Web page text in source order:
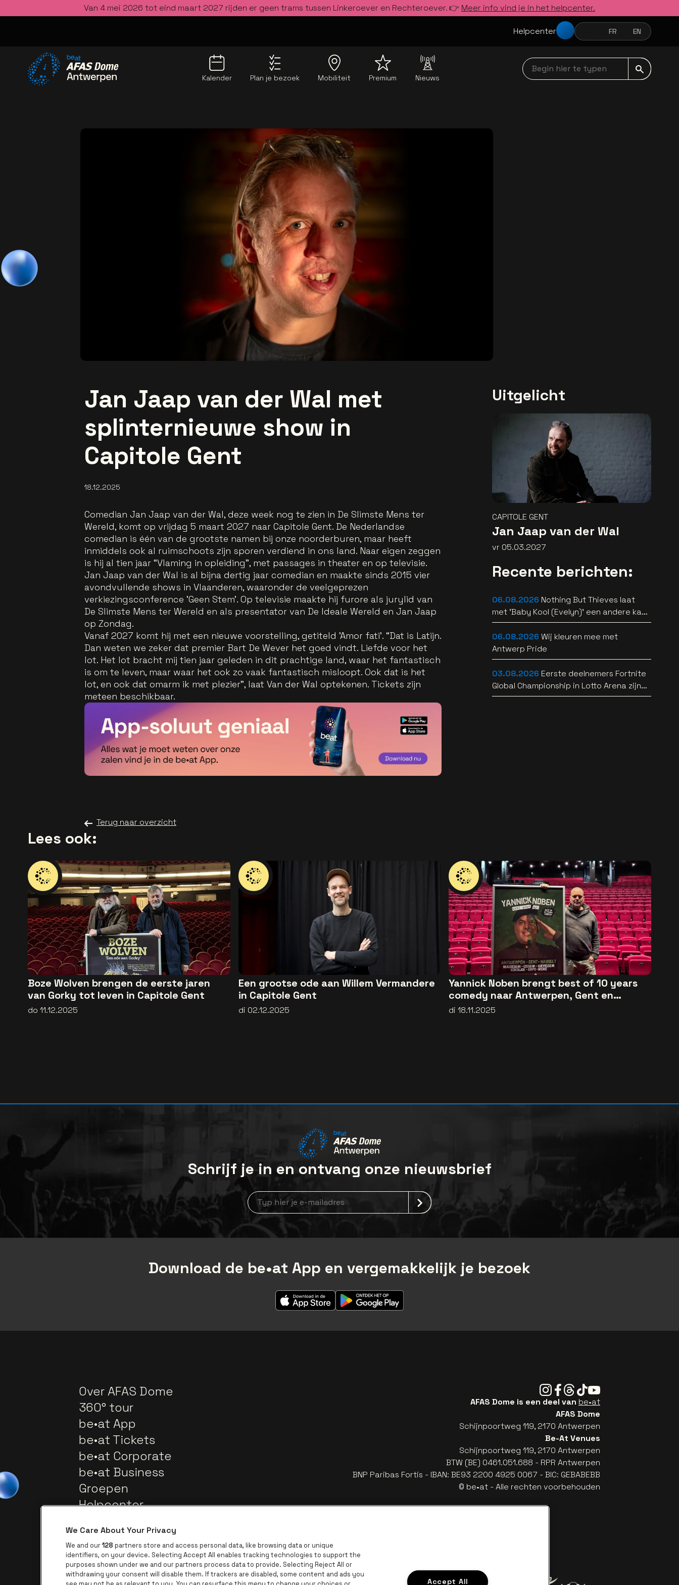
Van 4 mei 2026 tot eind maart 2027 rijden er geen trams tussen Linkeroever en Rechteroever. 👉 Meer info vind je in het helpcenter.
Helpcenter NEDERLANDSFRANÇAIS
FR ENGLISH
EN
Kalender Plan je bezoek Mobiliteit Premium Nieuws
Begin hier te typen navbar
Jan Jaap van der Wal met
splinternieuwe show in
Capitole Gent
18.12.2025
Comedian Jan Jaap van der Wal, deze week nog te zien in De Slimste Mens ter
Wereld, komt op vrijdag 5 maart 2027 naar Capitole Gent. De Nederlandse
comedian is één van de grootste namen bij onze noorderburen, maar heeft
inmiddels ook al ruimschoots zijn sporen verdiend in ons land. Naar eigen zeggen
is hij al tien jaar “Vlaming in opleiding”, met passages in theater en op televisie.
Jan Jaap van der Wal is al bijna dertig jaar comedian en maakte sinds 2015 vier
avondvullende shows in Vlaanderen, waaronder de veelgeprezen
verkiezingsconference 'Geen Stem'. Op televisie maakte hij furore als jurylid van
De Slimste Mens ter Wereld en als presentator van De Ideale Wereld en Jan Jaap
op Zondag.
Vanaf 2027 komt hij met een nieuwe voorstelling, getiteld 'Amor fati'. “Dat is Latijn.
Dan weten we zeker dat premier Bart De Wever het goed vindt. Liefde voor het
lot. Het lot bracht mij tien jaar geleden in dit prachtige land, waar het fantastisch
is om te leven, maar waar het ook zo vaak fantastisch misloopt. Ook dat is het
lot, en ook dat omarm ik met plezier”, laat Van der Wal optekenen. Tickets zijn
meteen beschikbaar.
Terug naar overzicht
Uitgelicht
CAPITOLE GENT
Jan Jaap van der Wal
vr 05.03.2027
Recente berichten:
06.08.2026 Nothing But Thieves laat
met 'Baby Kool (Evelyn)' een andere kant
van zich horen [video]
06.08.2026 Wij kleuren mee met
Antwerp Pride
03.08.2026 Eerste deelnemers Fortnite
Global Championship in Lotto Arena zijn
bekend
Lees ook:
Boze Wolven brengen de eerste jaren
van Gorky tot leven in Capitole Gent
do 11.12.2025
Een grootse ode aan Willem Vermandere
in Capitole Gent
di 02.12.2025
Yannick Noben brengt best of 10 years
comedy naar Antwerpen, Gent en
Hasselt
di 18.11.2025
Schrijf je in en ontvang onze nieuwsbrief
Nieuwsbrief aanmelding
Download de be•at App en vergemakkelijk je bezoek
Over AFAS Dome
360° tour
be•at App
be•at Tickets
be•at Corporate
be•at Business
Groepen
Helpcenter
Instagram
Facebook
Threads
TiktokYoutube
AFAS Dome is een deel van be•at
AFAS Dome
Schijnpoortweg 119, 2170 Antwerpen
Be-At Venues
Schijnpoortweg 119, 2170 Antwerpen
BTW (BE) 0461.051.688 - RPR Antwerpen
BNP Paribas Fortis - IBAN: BE93 2200 4925 0067 - BIC: GEBABEBB
© be•at - Alle rechten voorbehouden
We Care About Your Privacy
We and our128 partners store and access personal data, like browsing data or unique
identifiers, on your device. Selecting Accept All enables tracking technologies to support the
purposes shown under we and our partners process data to provide. Selecting Reject All or
withdrawing your consent will disable them. If trackers are disabled, some content and ads you
Accept All